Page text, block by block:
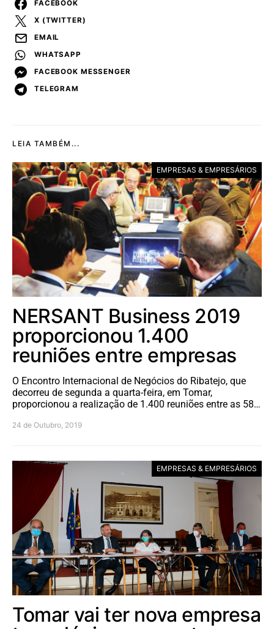
FACEBOOK
X (TWITTER)
EMAIL
WHATSAPP
FACEBOOK MESSENGER
TELEGRAM
LEIA TAMBÉM...
EMPRESAS & EMPRESÁRIOS
NERSANT Business 2019
proporcionou 1.400
reuniões entre empresas
O Encontro Internacional de Negócios do Ribatejo, que
decorreu de segunda a quarta-feira, em Tomar,
proporcionou a realização de 1.400 reuniões entre as 58…
24 de Outubro, 2019
EMPRESAS & EMPRESÁRIOS
Tomar vai ter nova empresa